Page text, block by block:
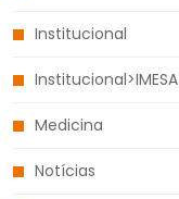
Institucional
Institucional>IMESA
Medicina
Notícias